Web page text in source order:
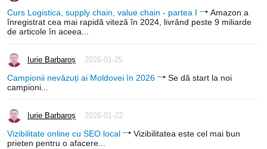
Curs Logistica, supply chain, value chain - partea I
Amazon a
înregistrat cea mai rapidă viteză în 2024, livrând peste 9 miliarde
de articole în aceea...
Iurie Barbaroș 2026-01-25
Campionii nevăzuți ai Moldovei în 2026
Se dă start la noi
campioni...
Iurie Barbaroș 2026-01-22
Vizibilitate online cu SEO local
Vizibilitatea este cel mai bun
prieten pentru o afacere...